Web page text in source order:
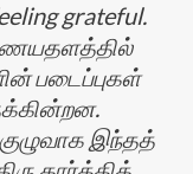
grateful.
படைப்புகள்
குழுவாக இந்தத்